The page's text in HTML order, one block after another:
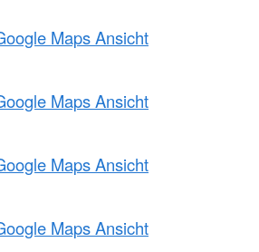
Maps Ansicht
Maps Ansicht
Maps Ansicht
Maps Ansicht